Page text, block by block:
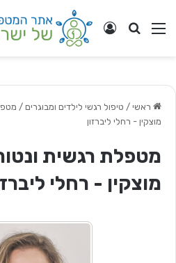
ניווט באתר
חפש התחבר
ראשי / טיפול רגשי לילדים ומבוגרים /
מוצקין - רחלי ליברזון
מטפלת רגשית
מוצקין - רחלי